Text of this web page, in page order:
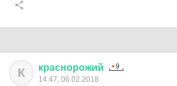
К краснорожий
14:47, 06.02.2018